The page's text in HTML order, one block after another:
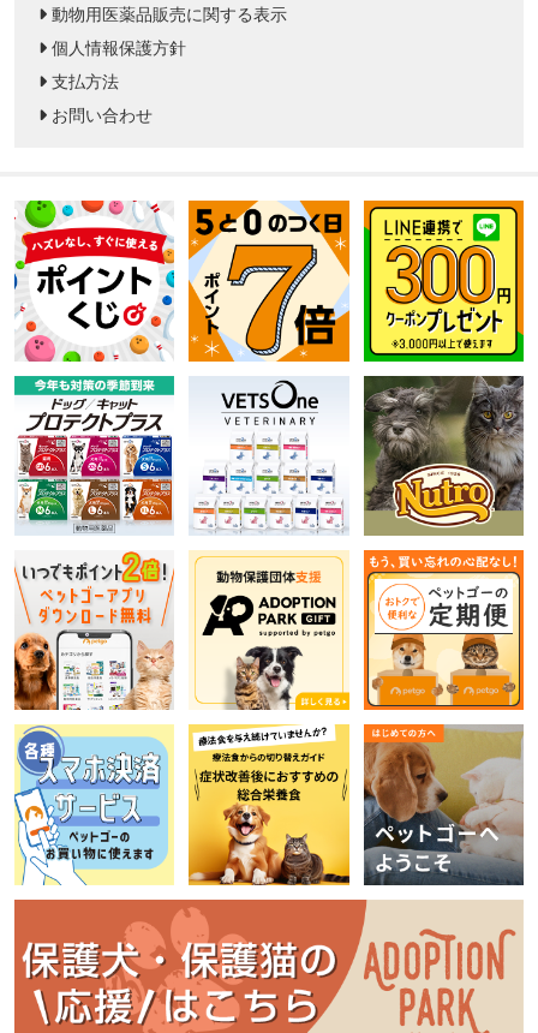
動物用医薬品販売に関する表示
個人情報保護方針
支払方法
お問い合わせ